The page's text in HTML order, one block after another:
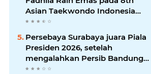
Asian Taekwondo Indonesia
Open Championship 2026*
Persebaya Surabaya juara Piala
Presiden 2026, setelah
mengalahkan Persib Bandung
melalui drama adu penalti pada